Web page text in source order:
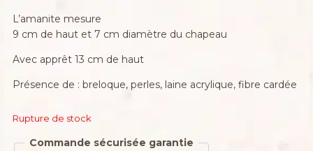
L’amanite mesure
9 cm de haut et 7 cm diamètre du chapeau
Avec apprêt 13 cm de haut
Présence de : breloque, perles, laine acrylique, fibre cardée
Rupture de stock
Commande sécurisée garantie